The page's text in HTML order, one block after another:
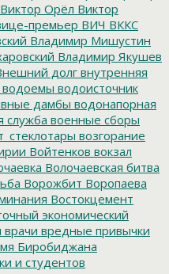
Виктор Орёл Виктор
премьер ВИЧ ВККС
Владимир Мишустин
Владимир Якушев
долг внутренняя
водоемы водоисточник
дамбы водонапорная
служба военные сборы
возгорание
Войтенков вокзал
Волочаевская битва
Ворожбит Воропаева
Востокцемент
экономический
врачи вредные привычки
Биробиджана
и студентов